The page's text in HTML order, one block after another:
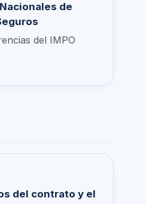
de
del IMPO
del contrato y el